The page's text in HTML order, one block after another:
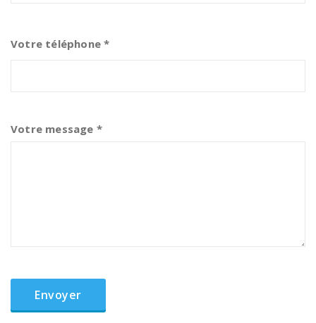
Votre téléphone *
Votre message *